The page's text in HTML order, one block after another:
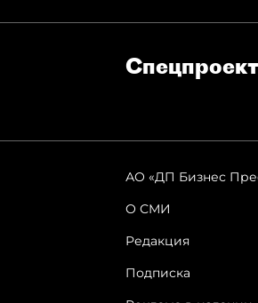
АО «ДП Бизнес
О СМИ
Редакция
Подписка